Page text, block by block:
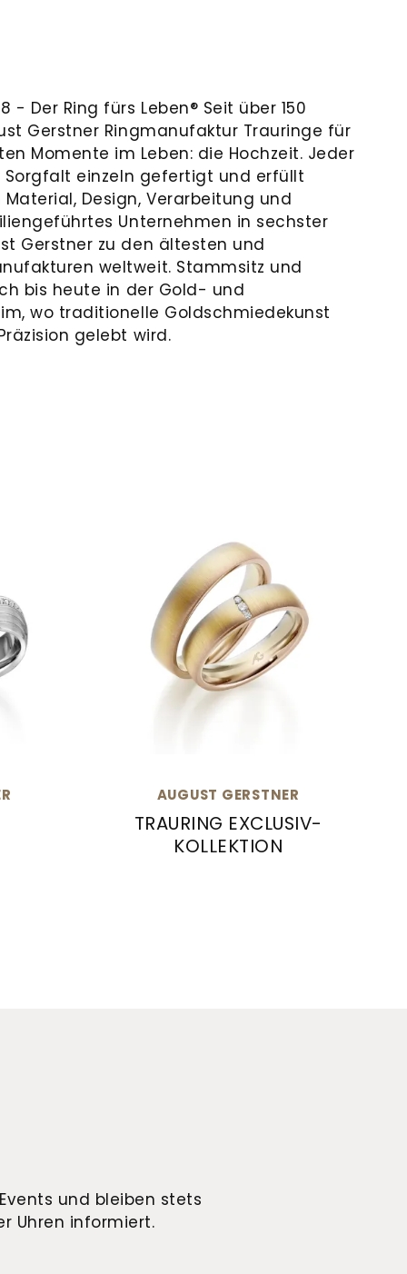
- Der Ring fürs Leben® Seit über 150
Gerstner Ringmanufaktur Trauringe für
Momente im Leben: die Hochzeit. Jeder
Sorgfalt einzeln gefertigt und erfüllt
Design, Verarbeitung und
Unternehmen in sechster
Gerstner zu den ältesten und
weltweit. Stammsitz und
bis heute in der Gold- und
wo traditionelle Goldschmiedekunst
gelebt wird.
Ref: 28425/6-4/28425/6
AUGUST GERSTNER
TRAURING EXCLUSIV-
KOLLEKTION
und bleiben stets
Uhren informiert.